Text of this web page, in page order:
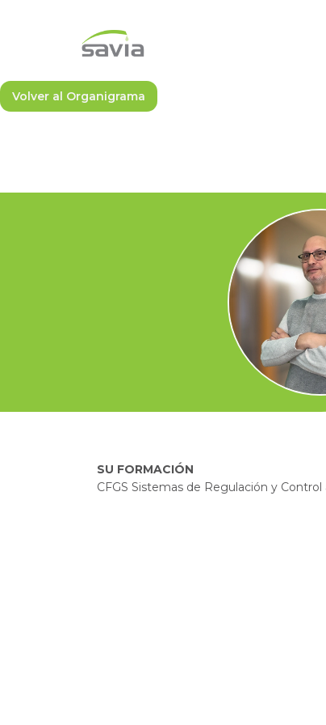
Volver al Organigrama
SU FORMACIÓN
CFGS Sistemas de Regulación y